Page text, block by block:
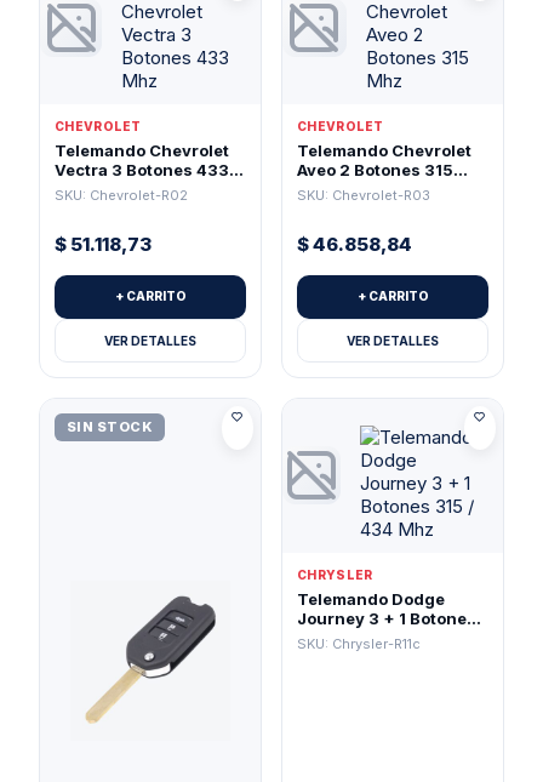
CHEVROLET
Telemando Chevrolet
Vectra 3 Botones 433
Mhz
SKU: Chevrolet-R02
$ 51.118,73
+ CARRITO
VER DETALLES
CHEVROLET
Telemando Chevrolet
Aveo 2 Botones 315
Mhz
SKU: Chevrolet-R03
$46.858,84
+ CARRITO
VER DETALLES
SIN STOCK
CHRYSLER
Telemando Dodge
Journey 3 + 1 Botones
315 / 434 Mhz
SKU: Chrysler-R11c